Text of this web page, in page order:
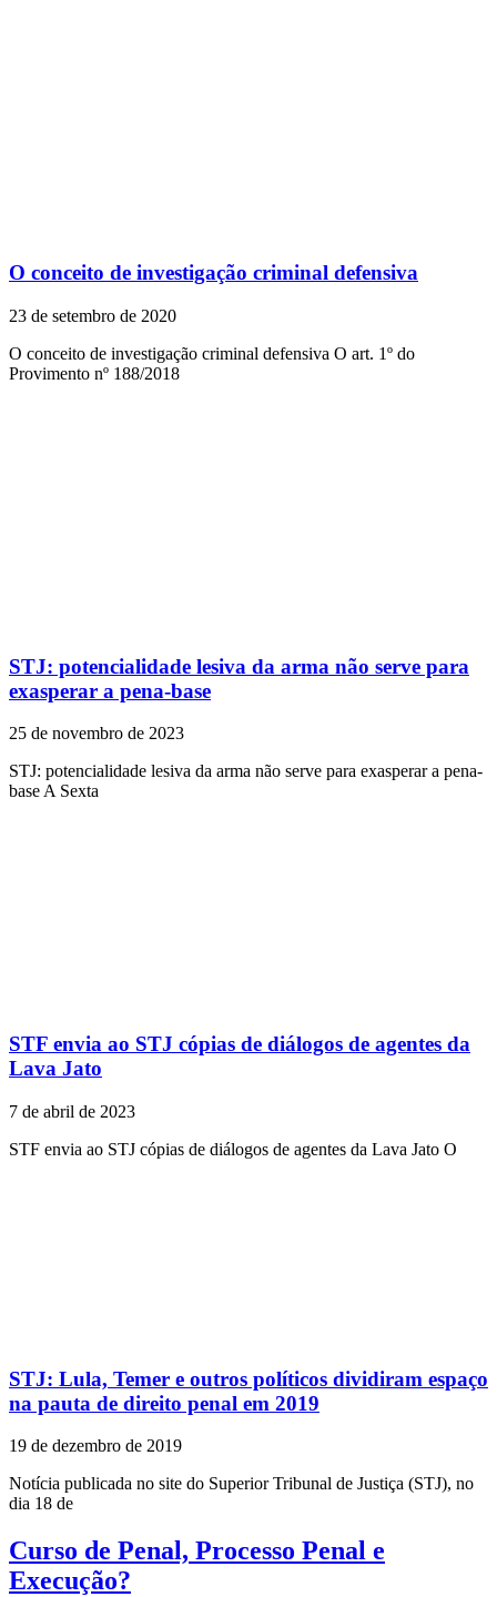
O conceito de investigação criminal defensiva
23 de setembro de 2020
O conceito de investigação criminal defensiva O art. 1º do
Provimento nº 188/2018
STJ: potencialidade lesiva da arma não serve para
exasperar a pena-base
25 de novembro de 2023
STJ: potencialidade lesiva da arma não serve para exasperar a pena-
base A Sexta
STF envia ao STJ cópias de diálogos de agentes da
Lava Jato
7 de abril de 2023
STF envia ao STJ cópias de diálogos de agentes da Lava Jato O
STJ: Lula, Temer e outros políticos dividiram espaço
na pauta de direito penal em 2019
19 de dezembro de 2019
Notícia publicada no site do Superior Tribunal de Justiça (STJ), no
dia 18 de
Curso de Penal, Processo Penal e
Execução?